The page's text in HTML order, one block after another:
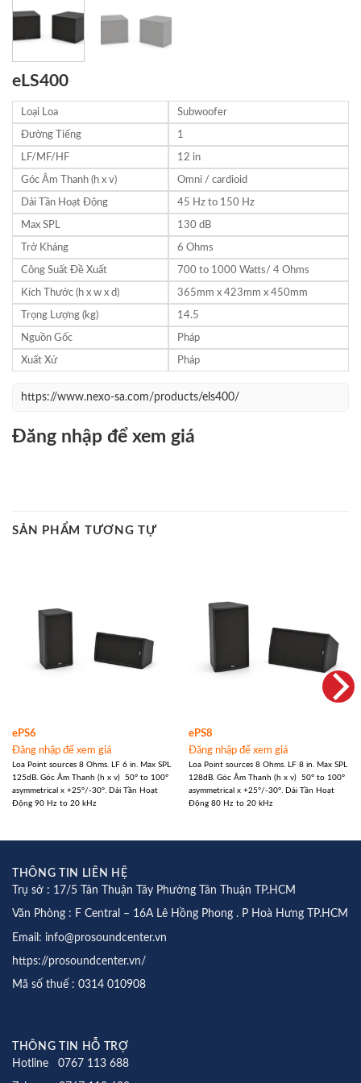
eLS400
Loại Loa Subwoofer
Đường Tiếng 1
LF/MF/HF 12 in
Góc Âm Thanh (h x v) Omni / cardioid
Dải Tần Hoạt Động 45 Hz to 150 Hz
Max SPL 130 dB
Trở Kháng 6 Ohms
Công Suất Đề Xuất 700 to 1000 Watts/ 4 Ohms
Kích Thước (h x w x d) 365mm x 423mm x 450mm
Trọng Lượng (kg) 14.5
Nguồn Gốc Pháp
Xuất Xứ Pháp
https://www.nexo-sa.com/products/els400/
Đăng nhập để xem giá
SẢN PHẨM TƯƠNG TỰ
ePS6
Đăng nhập để xem giá
Loa Point sources 8 Ohms. LF 6 in. Max SPL
125dB. Góc Âm Thanh (h x v) 50° to 100°
asymmetrical x +25°/-30°. Dải Tần Hoạt
Động 90 Hz to 20 kHz
ePS8
Đăng nhập để xem giá
Loa Point sources 8 Ohms. LF 8 in. Max SPL
128dB. Góc Âm Thanh (h x v) 50° to 100°
asymmetrical x +25°/-30°. Dải Tần Hoạt
Động 80 Hz to 20 kHz
THÔNG TIN LIÊN HỆ
Trụ sở : 17/5 Tân Thuận Tây Phường Tân Thuận TP.HCM
Văn Phòng : F Central – 16A Lê Hồng Phong . P Hoà Hưng TP.HCM
Email: info@prosoundcenter.vn
https://prosoundcenter.vn/
Mã số thuế : 0314 010908
THÔNG TIN HỖ TRỢ
Hotline 0767 113 688